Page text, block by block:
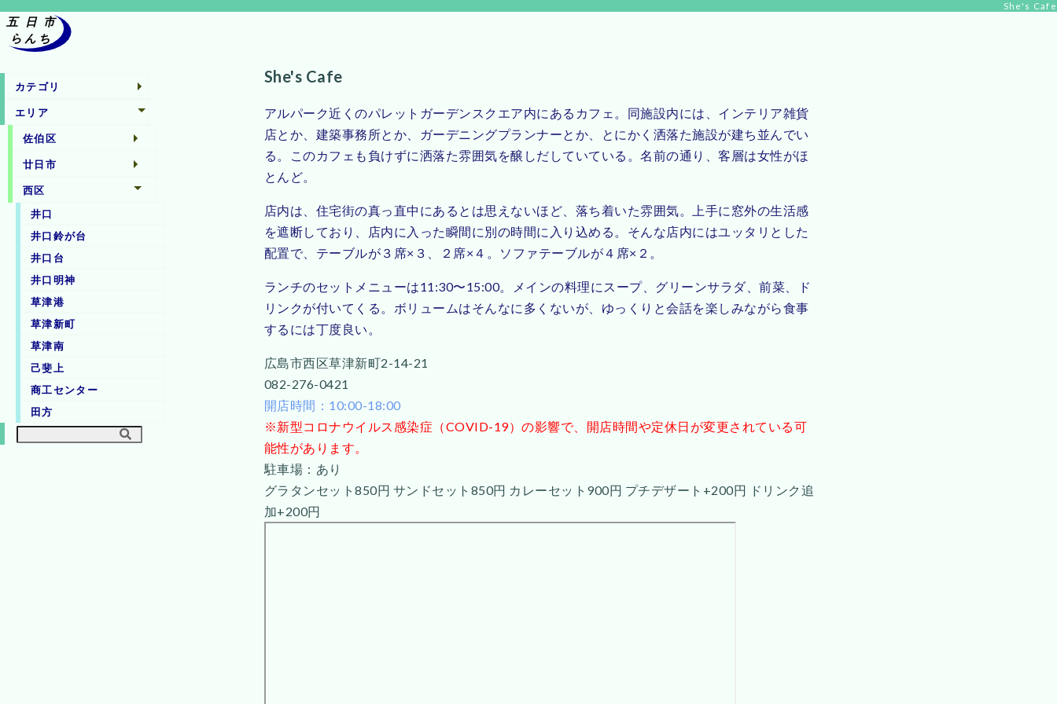
She's Cafe
カテゴリ
エリア
佐伯区
廿日市
西区
井口
井口鈴が台
井口台
井口明神
草津港
草津新町
草津南
己斐上
商工センター
田方
She's Cafe
アルパーク近くのパレットガーデンスクエア内にあるカフェ。同施設内には、インテリア雑貨
店とか、建築事務所とか、ガーデニングプランナーとか、とにかく洒落た施設が建ち並んでい
る。このカフェも負けずに洒落た雰囲気を醸しだしていている。名前の通り、客層は女性がほ
とんど。
店内は、住宅街の真っ直中にあるとは思えないほど、落ち着いた雰囲気。上手に窓外の生活感
を遮断しており、店内に入った瞬間に別の時間に入り込める。そんな店内にはユッタリとした
配置で、テーブルが３席×３、２席×４。ソファテーブルが４席×２。
ランチのセットメニューは11:30〜15:00。メインの料理にスープ、グリーンサラダ、前菜、ド
リンクが付いてくる。ボリュームはそんなに多くないが、ゆっくりと会話を楽しみながら食事
するには丁度良い。
広島市西区草津新町2-14-21
082-276-0421
開店時間：10:00-18:00
※新型コロナウイルス感染症（COVID-19）の影響で、開店時間や定休日が変更されている可
能性があります。
駐車場：あり
グラタンセット850円 サンドセット850円 カレーセット900円 プチデザート+200円 ドリンク追
加+200円